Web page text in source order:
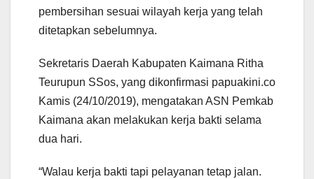
pembersihan sesuai wilayah kerja yang telah
ditetapkan sebelumnya.
Sekretaris Daerah Kabupaten Kaimana Ritha
Teurupun SSos, yang dikonfirmasi papuakini.co
Kamis (24/10/2019), mengatakan ASN Pemkab
Kaimana akan melakukan kerja bakti selama
dua hari.
“Walau kerja bakti tapi pelayanan tetap jalan.